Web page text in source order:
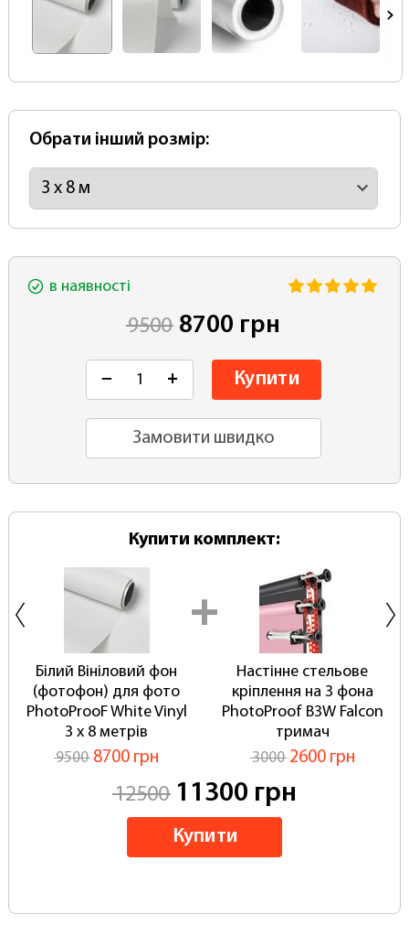
Обрати інший розмір:
в наявності
9500 8700 грн
− + Купити
Замовити швидко
Купити комплект:
Білий Вініловий фон
(фотофон) для фото
PhotoProoF White Vinyl
3 х 8 метрів
9500 8700 грн
Настінне стельове
кріплення на 3 фона
PhotoProof B3W Falcon
тримач
3000 2600 грн
12500 11300 грн
Купити